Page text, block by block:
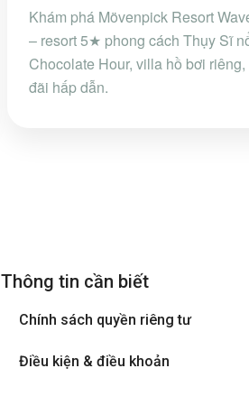
Khám phá Mövenpick Resort
– resort 5★ phong cách Thụy Sĩ
Chocolate Hour, villa hồ bơi
đãi hấp dẫn.
Thông tin cần biết
Chính sách quyền riêng tư
Điều kiện & điều khoản